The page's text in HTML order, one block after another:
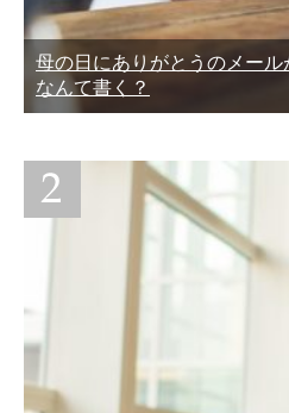
母の日にありがとうのメー
なんて書く？